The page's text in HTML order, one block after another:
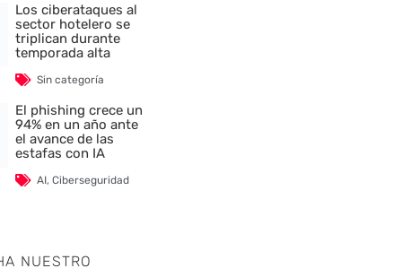
Los ciberataques al
sector hotelero se
triplican durante
temporada alta
Sin categoría
El phishing crece un
94% en un año ante
el avance de las
estafas con IA
AI,Ciberseguridad
NUESTRO